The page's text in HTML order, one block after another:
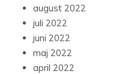
august 2022
juli 2022
juni 2022
maj 2022
april 2022